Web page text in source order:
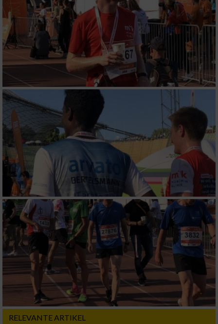
RELEVANTE ARTIKEL
Erstellung von Profilen zur Personalisierung
von Inhalten
Verwendung von Profilen zur Auswahl
personalisierter Inhalte
Messung der Werbeleistung
Messung der Performance von Inhalten
Analyse von Zielgruppen durch Statistiken
oder Kombinationen von Daten aus
verschiedenen Quellen
Entwicklung und Verbesserung der Angebote
Verwendung reduzierter Daten zur Auswahl
von Inhalten
IAB-Besonderheiten:
Verwendung genauer Standortdaten
Geräte anhand von aktiv angeforderten
Informationen identifizieren
Nicht-IAB-Verarbeitungszwecke:
Notwendig